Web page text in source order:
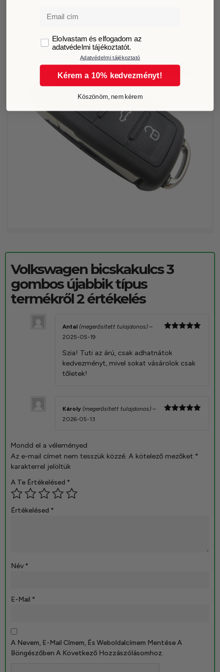
univerzális központi zár távirányítókat nem lehet
Volkswagen bicskakulcs 3
gombos újabbik típus
termékről 2 értékelés
Antal (megerősített tulajdonos) –
2025-05-19
Szia! Tuti az árú, csak adhatnátok
kedvezményt, mivel sokat vásárolok csak
tőletek!
Károly (megerősített tulajdonos) –
2026-05-13
Mondd el a véleményed
Az e-mail címet nem tesszük közzé. A kötelező mezőket *
karakterrel jelöltük
A Te Értékelésed *
Értékelésed *
Név *
E-Mail *
A Nevem, E-Mail Címem, És Weboldalcímem Mentése A
Böngészőben A Következő Hozzászólásomhoz.
Email
GDPRElolvastam és elfogadom az
adatvédelmi tájékoztatót.
Adatvédelmi tájékoztató
Kérem a 10% kedvezményt!
Köszönöm, nem kérem